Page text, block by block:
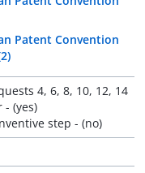
Patent Convention
4, 6, 8, 10, 12, 14
(yes)
step - (no)